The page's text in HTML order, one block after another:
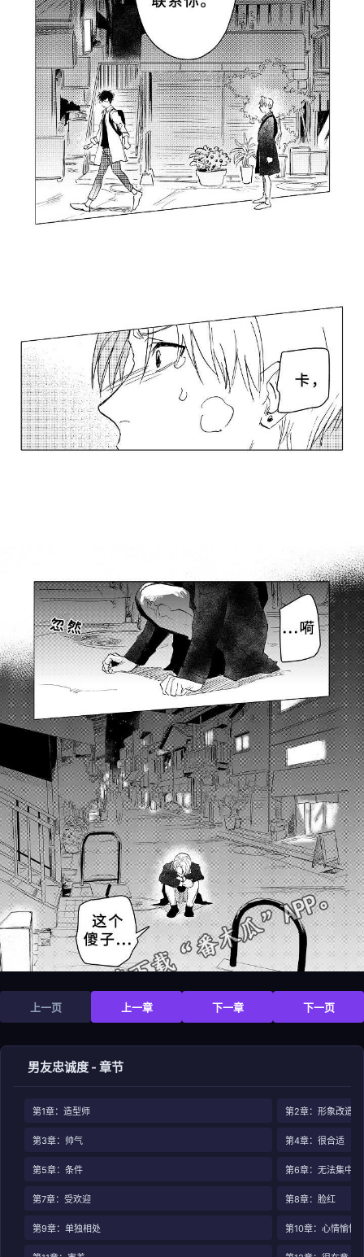
上一页 上一章 下一章 下一页
男友忠诚度 - 章节
第1章：造型师 第2章：形象改造
第3章：帅气 第4章：很合适
第5章：条件 第6章：无法集中
第7章：受欢迎 第8章：脸红
第9章：单独相处 第10章：心情愉悦